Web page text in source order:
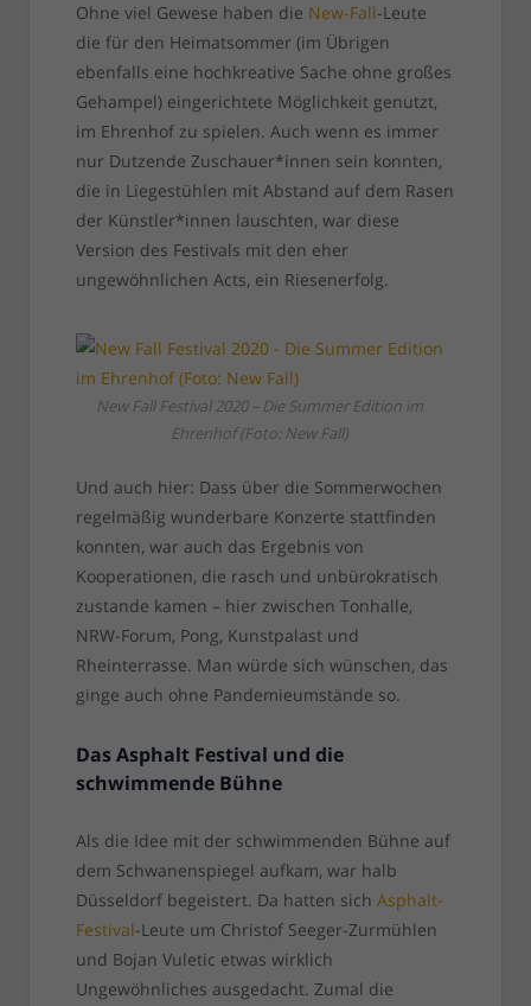
Ohne viel Gewese haben die New-Fall-Leute
die für den Heimatsommer (im Übrigen
ebenfalls eine hochkreative Sache ohne großes
Gehampel) eingerichtete Möglichkeit genutzt,
im Ehrenhof zu spielen. Auch wenn es immer
nur Dutzende Zuschauer*innen sein konnten,
die in Liegestühlen mit Abstand auf dem Rasen
der Künstler*innen lauschten, war diese
Version des Festivals mit den eher
ungewöhnlichen Acts, ein Riesenerfolg.
New Fall Festival 2020 – Die Summer Edition im
Ehrenhof (Foto: New Fall)
Und auch hier: Dass über die Sommerwochen
regelmäßig wunderbare Konzerte stattfinden
konnten, war auch das Ergebnis von
Kooperationen, die rasch und unbürokratisch
zustande kamen – hier zwischen Tonhalle,
NRW-Forum, Pong, Kunstpalast und
Rheinterrasse. Man würde sich wünschen, das
ginge auch ohne Pandemieumstände so.
Das Asphalt Festival und die
schwimmende Bühne
Als die Idee mit der schwimmenden Bühne auf
dem Schwanenspiegel aufkam, war halb
Düsseldorf begeistert. Da hatten sich Asphalt-
Festival-Leute um Christof Seeger-Zurmühlen
und Bojan Vuletic etwas wirklich
Ungewöhnliches ausgedacht. Zumal die